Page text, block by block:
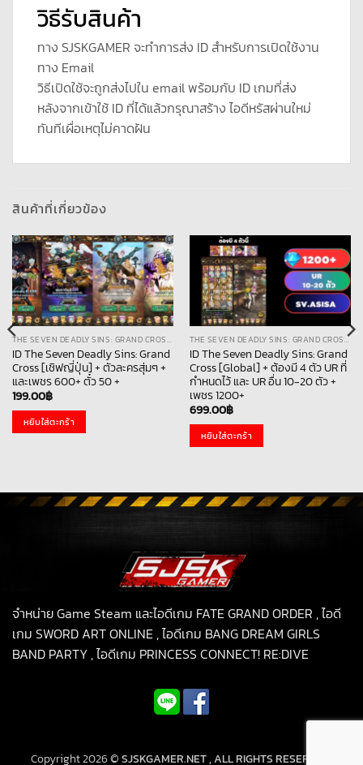
วิธีรับสินค้า
ทาง SJSKGAMER จะทำการส่ง ID สำหรับการเปิดใช้งาน
ทาง Email
วิธีเปิดใช้จะถูกส่งไปใน email พร้อมกับ ID เกมที่ส่ง
หลังจากเข้าใช้ ID ที่ได้แล้วกรุณาสร้าง ไอดีหรัสผ่านใหม่
ทันทีเผื่อเหตุไม่คาดฝัน
สินค้าที่เกี่ยวข้อง
THE SEVEN DEADLY SINS: GRAND CROSS [ALL SERVER]
ID The Seven Deadly Sins: Grand
Cross [เชิฟญี่ปุ่น] + ตัวละครสุ่มๆ +
และเพชร 600+ ตั๋ว 50 +
199.00฿
หยิบใส่ตะกร้า
THE SEVEN DEADLY SINS: GRAND CROSS [ALL SERVER]
ID The Seven Deadly Sins: Grand
Cross [Global] + ต้องมี 4 ตัว UR ที่
กำหนดไว้ และ UR อื่น 10-20 ตัว +
เพชร 1200+
699.00฿
หยิบใส่ตะกร้า
จำหน่าย Game Steam และไอดีเกม FATE GRAND ORDER , ไอดี
เกม SWORD ART ONLINE , ไอดีเกม BANG DREAM GIRLS
BAND PARTY , ไอดีเกม PRINCESS CONNECT! RE:DIVE
Copyright 2026 ©SJSKGAMER.NET , ALL RIGHTS RESERVED.